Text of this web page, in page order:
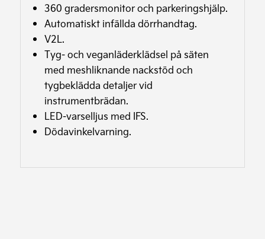
360 gradersmonitor och parkeringshjälp.
Automatiskt infällda dörrhandtag.
V2L.
Tyg- och veganläderklädsel på säten
med meshliknande nackstöd och
tygbeklädda detaljer vid
instrumentbrädan.
LED-varselljus med IFS.
Dödavinkelvarning.